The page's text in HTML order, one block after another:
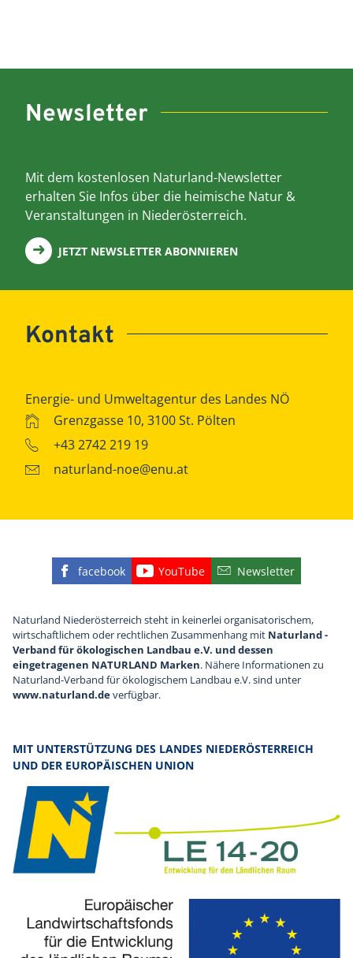
Newsletter
Mit dem kostenlosen Naturland-Newsletter
erhalten Sie Infos über die heimische Natur &
Veranstaltungen in Niederösterreich.
JETZT NEWSLETTER ABONNIEREN
Kontakt
Energie- und Umweltagentur des Landes NÖ
Grenzgasse 10, 3100 St. Pölten
+43 2742 219 19
naturland-noe@enu.at
Finden Sie die eNu auf Facebook
facebook Besuchen Sie den
YouTube Abonnieren Sie
Newsletter
Naturland Niederösterreich steht in keinerlei organisatorischem,
wirtschaftlichem oder rechtlichen Zusammenhang mit Naturland -
Verband für ökologischen Landbau e.V. und dessen
eingetragenen NATURLAND Marken. Nähere Informationen zu
Naturland-Verband für ökologischem Landbau e.V. sind unter
www.naturland.deverfügbar.
MIT UNTERSTÜTZUNG DES LANDES NIEDERÖSTERREICH
UND DER EUROPÄISCHEN UNION